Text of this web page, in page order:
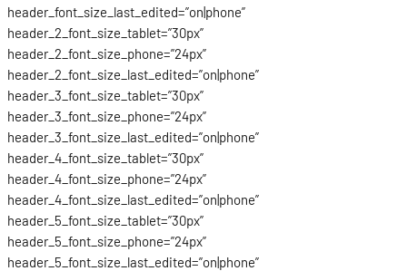
header_font_size_last_edited=”on|phone”
header_2_font_size_tablet=”30px”
header_2_font_size_phone=”24px”
header_2_font_size_last_edited=”on|phone”
header_3_font_size_tablet=”30px”
header_3_font_size_phone=”24px”
header_3_font_size_last_edited=”on|phone”
header_4_font_size_tablet=”30px”
header_4_font_size_phone=”24px”
header_4_font_size_last_edited=”on|phone”
header_5_font_size_tablet=”30px”
header_5_font_size_phone=”24px”
header_5_font_size_last_edited=”on|phone”